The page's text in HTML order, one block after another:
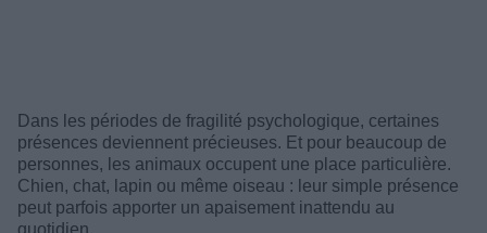
Dans les périodes de fragilité psychologique, certaines
présences deviennent précieuses. Et pour beaucoup de
personnes, les animaux occupent une place particulière.
Chien, chat, lapin ou même oiseau : leur simple présence
peut parfois apporter un apaisement inattendu au
quotidien.